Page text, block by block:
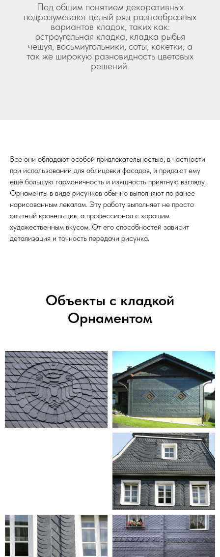
Под общим понятием декоративных
подразумевают целый ряд разнообразных
вариантов кладок, таких как:
остроугольная кладка, кладка рыбья
чешуя, восьмиугольники, соты, кокетки, а
так же широкую разновидность цветовых
решений.
Все они обладают особой привлекательностью, в частности
при использовании для облицовки фасадов, и придают ему
ещё большую гармоничность и изящность приятную взгляду.
Орнаменты в виде рисунков обычно выполняют по ранее
нарисованным лекалам. Эту работу выполняет не просто
опытный кровельщик, а профессионал с хорошим
художественным вкусом. От его способностей зависит
детализация и точность передачи рисунка.
Объекты с кладкой
Орнаментом